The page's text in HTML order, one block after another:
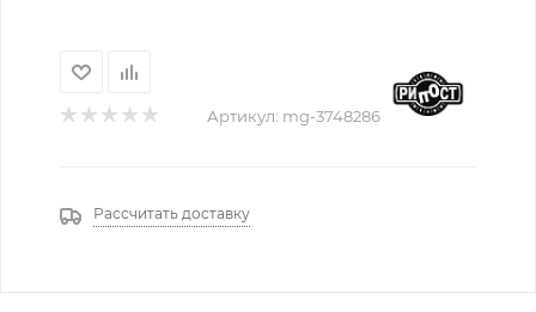
Артикул: mg-3748286
Рассчитать доставку